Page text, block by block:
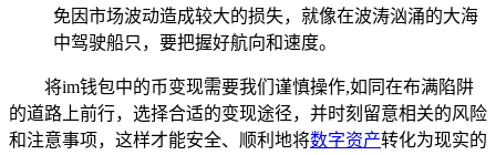
免因市场波动造成较大的损失，就像在波涛汹涌的大海
中驾驶船只，要把握好航向和速度。
将im钱包中的币变现需要我们谨慎操作,如同在布满陷阱
的道路上前行，选择合适的变现途径，并时刻留意相关的风险
和注意事项，这样才能安全、顺利地将数字资产转化为现实的